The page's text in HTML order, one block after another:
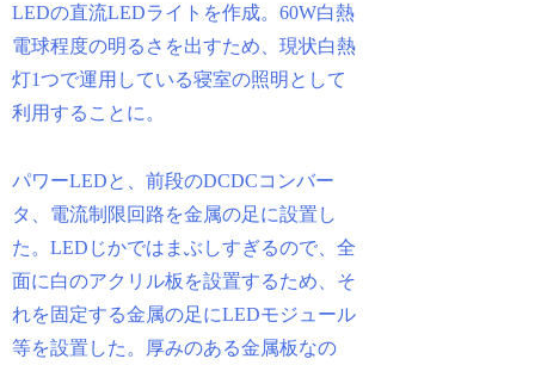
LEDの直流LEDライトを作成。60W白熱
電球程度の明るさを出すため、現状白熱
灯1つで運用している寝室の照明として
利用することに。
パワーLEDと、前段のDCDCコンバー
タ、電流制限回路を金属の足に設置し
た。LEDじかではまぶしすぎるので、全
面に白のアクリル板を設置するため、そ
れを固定する金属の足にLEDモジュール
等を設置した。厚みのある金属板なの